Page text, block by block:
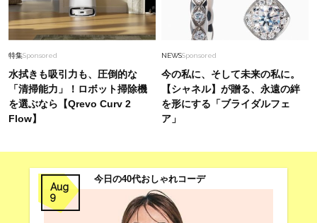
特集Sponsored
水拭きも吸引力も、圧倒的な
「清掃能力」！ロボット掃除機
を選ぶなら【Qrevo Curv 2
Flow】
NEWSSponsored
今の私に、そして未来の私に。
【シャネル】が贈る、永遠の絆
を形にする「ブライダルフェ
ア」
Aug
9
今日の40代おしゃれコーデ